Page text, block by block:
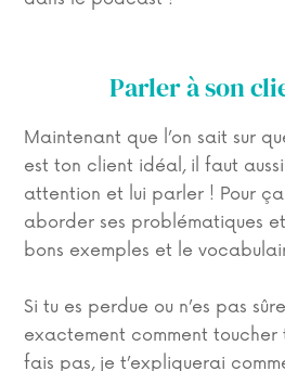
Parler à son
Maintenant que l’on sait sur
est ton client idéal, il faut
attention et lui parler ! Pour ça
aborder ses problématiques
bons exemples et le
Si tu es perdue ou n’es pas
exactement comment toucher
fais pas, je t’expliquerai